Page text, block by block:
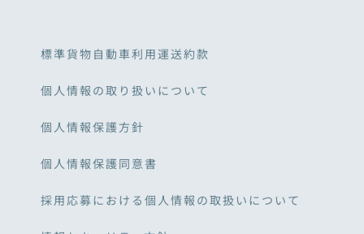
標準貨物自動車利用運送約款
個人情報の取り扱いについて
個人情報保護方針
個人情報保護同意書
採用応募における個人情報の取扱いについて